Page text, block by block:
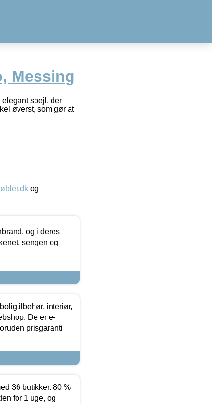
Messing
elegant spejl, der
øverst, som gør at
og
og i deres
sengen og
interiør,
De er e-
prisgaranti
36 butikker. 80 %
for 1 uge, og